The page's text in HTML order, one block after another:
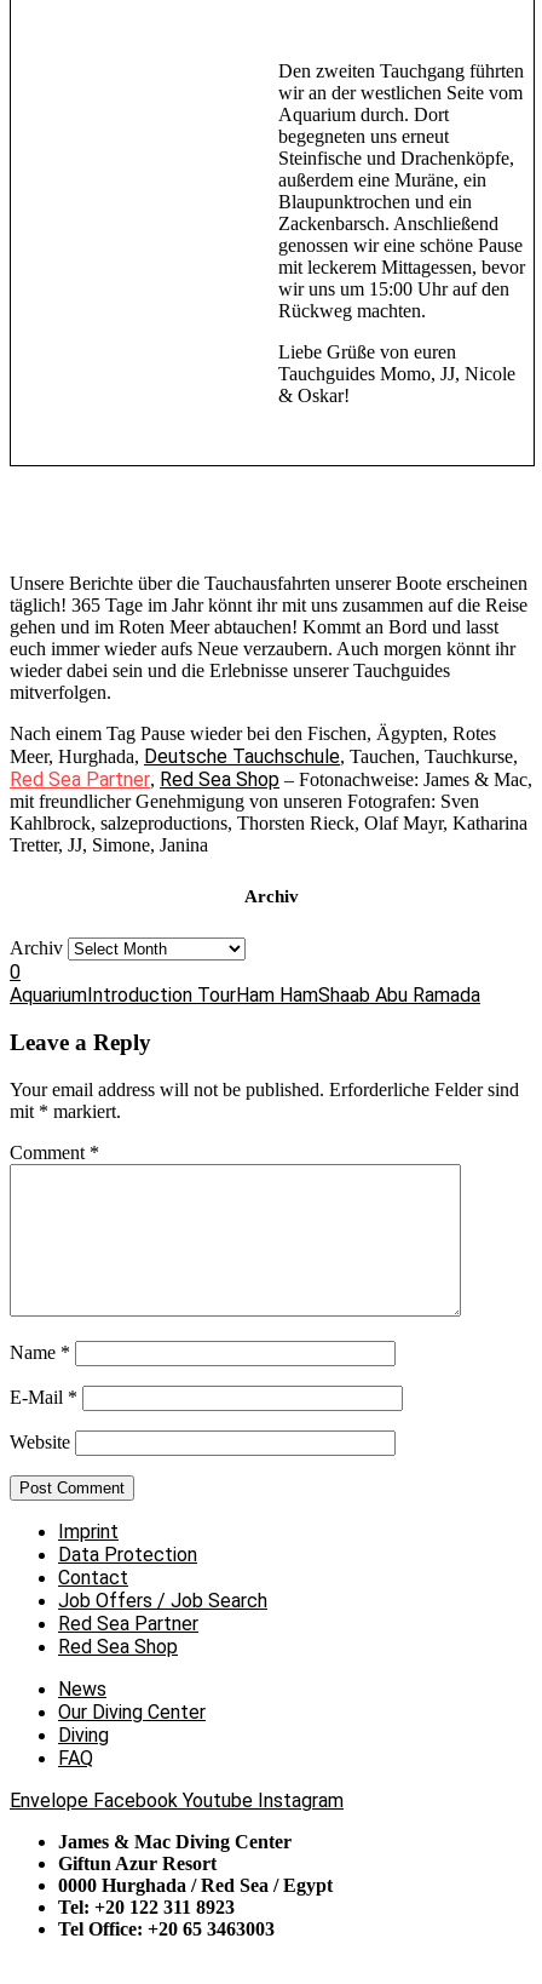
Den zweiten Tauchgang führten
wir an der westlichen Seite vom
Aquarium durch. Dort
begegneten uns erneut
Steinfische und Drachenköpfe,
außerdem eine Muräne, ein
Blaupunktrochen und ein
Zackenbarsch. Anschließend
genossen wir eine schöne Pause
mit leckerem Mittagessen, bevor
wir uns um 15:00 Uhr auf den
Rückweg machten.
Liebe Grüße von euren
Tauchguides Momo, JJ, Nicole
& Oskar!
Unsere Berichte über die Tauchausfahrten unserer Boote erscheinen
täglich! 365 Tage im Jahr könnt ihr mit uns zusammen auf die Reise
gehen und im Roten Meer abtauchen! Kommt an Bord und lasst
euch immer wieder aufs Neue verzaubern. Auch morgen könnt ihr
wieder dabei sein und die Erlebnisse unserer Tauchguides
mitverfolgen.
Nach einem Tag Pause wieder bei den Fischen, Ägypten, Rotes
Meer, Hurghada, Deutsche Tauchschule, Tauchen, Tauchkurse,
Red Sea Partner, Red Sea Shop – Fotonachweise: James & Mac,
mit freundlicher Genehmigung von unseren Fotografen: Sven
Kahlbrock, salzeproductions, Thorsten Rieck, Olaf Mayr, Katharina
Tretter, JJ, Simone, Janina
Archiv
Archiv
0
Aquarium Introduction TourHam HamShaab Abu Ramada
Leave a Reply
Your email address will not be published. Erforderliche Felder sind
mit * markiert.
Comment *
Name *
E-Mail *
Website
Imprint
Data Protection
Contact
Job Offers / Job Search
Red Sea Partner
Red Sea Shop
News
Our Diving Center
Diving
FAQ
Envelope Facebook Youtube Instagram
James & Mac Diving Center
Giftun Azur Resort
0000 Hurghada / Red Sea / Egypt
Tel: +20 122 311 8923
Tel Office: +20 65 3463003